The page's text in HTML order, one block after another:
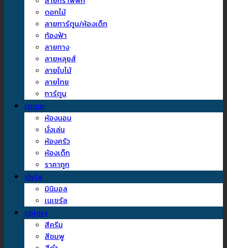
ดอกไม้
ลายการ์ตูน/ห้องเด็ก
ท้องฟ้า
ลายทาง
ลายหลุยส์
ลายใบไม้
ลายไทย
การ์ตูน
room
ห้องนอน
นั่งเล่น
ห้องครัว
ห้องเด็ก
ราคาถูก
style
มินิมอล
เนเชรัล
colors
สีครีม
สีชมพู